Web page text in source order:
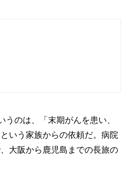
のは、「末期がんを患い、
いう家族からの依頼だ。病院
大阪から鹿児島までの長旅の